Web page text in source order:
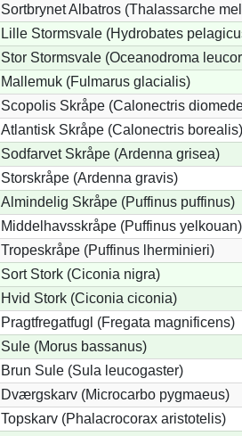
Sortbrynet Albatros (Thalassarche
Lille Stormsvale (Hydrobates
Stor Stormsvale (Oceanodroma
Mallemuk (Fulmarus glacialis)
Scopolis Skråpe (Calonectris
Atlantisk Skråpe (Calonectris borealis)
Sodfarvet Skråpe (Ardenna grisea)
Storskråpe (Ardenna gravis)
Almindelig Skråpe (Puffinus puffinus)
Middelhavsskråpe (Puffinus yelkouan)
Tropeskråpe (Puffinus lherminieri)
Sort Stork (Ciconia nigra)
Hvid Stork (Ciconia ciconia)
Pragtfregatfugl (Fregata magnificens)
Sule (Morus bassanus)
Brun Sule (Sula leucogaster)
Dværgskarv (Microcarbo pygmaeus)
Topskarv (Phalacrocorax aristotelis)